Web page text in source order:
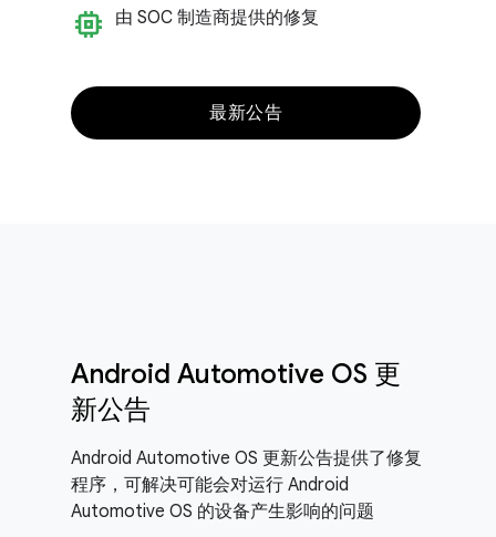
memory 由 SOC 制造商提供的修复
最新公告
Android Automotive OS 更
新公告
Android Automotive OS 更新公告提供了修复
程序，可解决可能会对运行 Android
Automotive OS 的设备产生影响的问题